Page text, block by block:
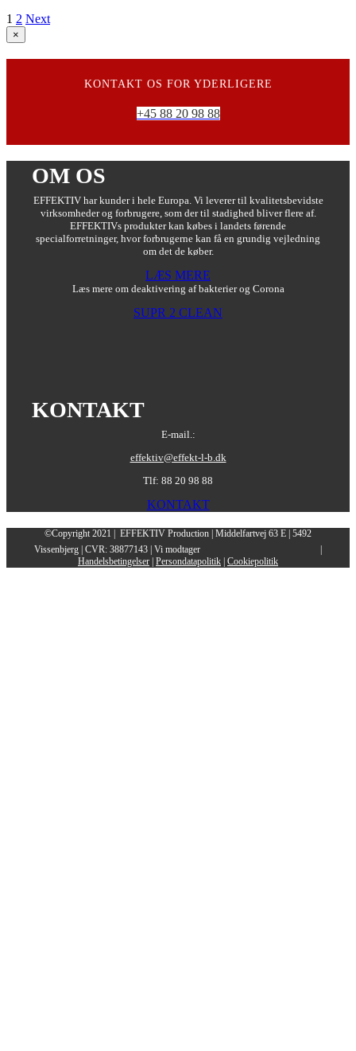
1 2 Next
Close
product
quick
×
KONTAKT OS FOR YDERLIGERE
+45 88 20 98 88
OM OS
EFFEKTIV har kunder i hele Europa. Vi leverer til kvalitetsbevidste
virksomheder og forbrugere, som der til stadighed bliver flere af.
EFFEKTIVs produkter kan købes i landets førende
specialforretninger, hvor forbrugerne kan få en grundig vejledning
om det de køber.
LÆS MERE
Læs mere om deaktivering af bakterier og Corona
SUPR 2 CLEAN
KONTAKT
E-mail.:
effektiv@effekt-l-b.dk
Tlf: 88 20 98 88
KONTAKT
©Copyright 2021 | EFFEKTIV Production | Middelfartvej 63 E | 5492
Vissenbjerg | CVR: 38877143 | Vi modtager
Handelsbetingelser Persondatapolitik Cookiepolitik